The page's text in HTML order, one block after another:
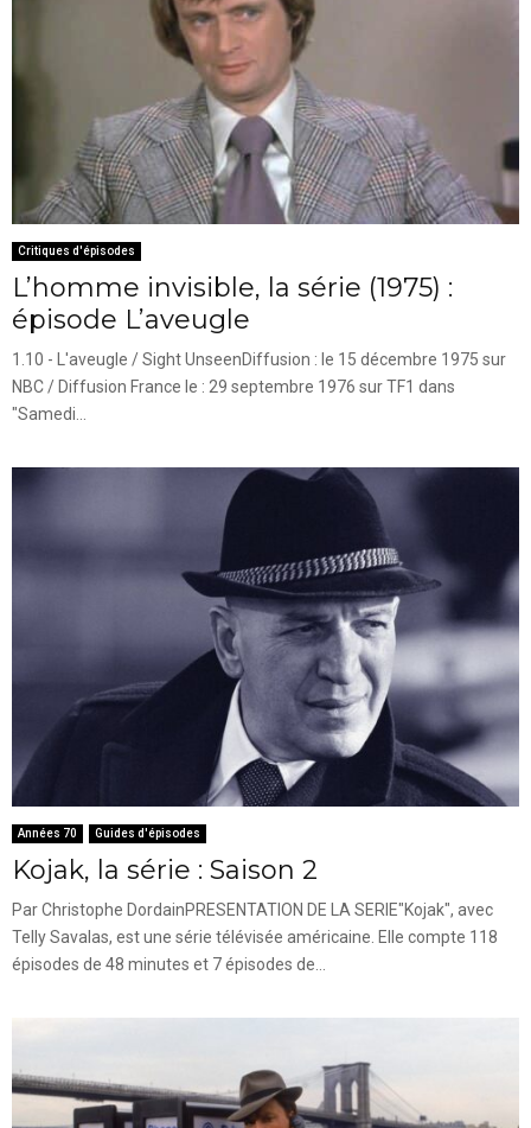
Critiques d'épisodes
L’homme invisible, la série (1975) :
épisode L’aveugle
1.10 - L'aveugle / Sight UnseenDiffusion : le 15 décembre 1975 sur
NBC / Diffusion France le : 29 septembre 1976 sur TF1 dans
"Samedi...
Années 70 Guides d'épisodes
Kojak, la série : Saison 2
Par Christophe DordainPRESENTATION DE LA SERIE"Kojak", avec
Telly Savalas, est une série télévisée américaine. Elle compte 118
épisodes de 48 minutes et 7 épisodes de...